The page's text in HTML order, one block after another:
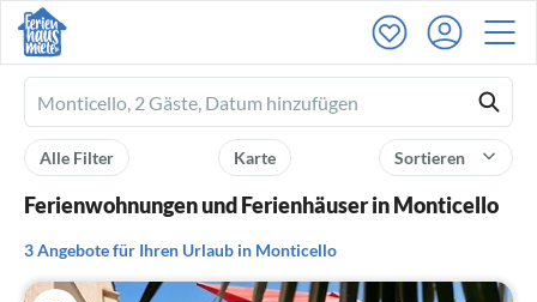
Ferienhausmiete
logo
Sortieren
Karte
Alle Filter
Ferienwohnungen und Ferienhäuser in Monticello
3 Angebote für Ihren Urlaub in Monticello